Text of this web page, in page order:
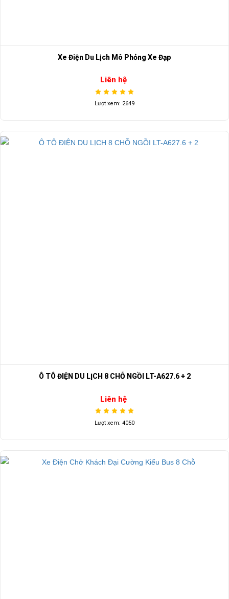
Xe Điện Du Lịch Mô Phỏng Xe Đạp
Liên hệ
Lượt xem: 2649
Ô TÔ ĐIỆN DU LỊCH 8 CHỖ NGỒI LT-A627.6 + 2
Liên hệ
Lượt xem: 4050